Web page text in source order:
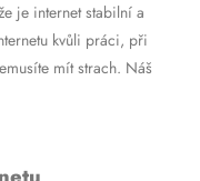
je internet stabilní a
kvůli práci, při
mít strach. Náš